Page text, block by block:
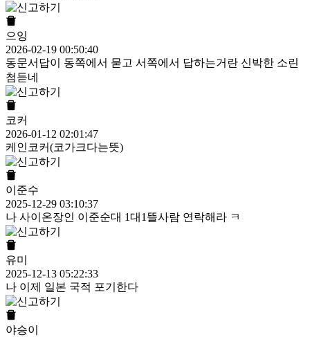
으잉
2026-02-19 00:50:40
동문서답이 동쪽에서 묻고 서쪽에서 답하는거란 신박한 소린
첨듣네
코커
2026-01-12 02:01:47
케인코커(코가크다는뜻)
이준수
2025-12-29 03:10:37
나 사이온장인 이준순대 1대1뜰사람 연락해라 ㅋ
유미
2025-12-13 05:22:33
나 이제 일본 국적 포기한다
야승이